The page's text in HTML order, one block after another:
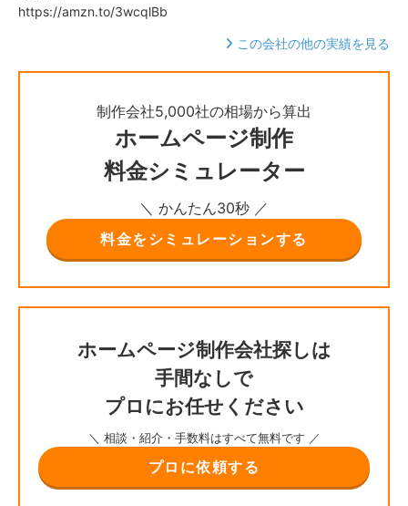
https://amzn.to/3wcqlBb
この会社の他の実績を見る
制作会社5,000社の相場から算出
ホームページ制作
料金シミュレーター
＼ かんたん30秒 ／
料金をシミュレーションする
ホームページ制作会社探しは
手間なしで
プロにお任せください
＼ 相談・紹介・手数料はすべて無料です ／
プロに依頼する